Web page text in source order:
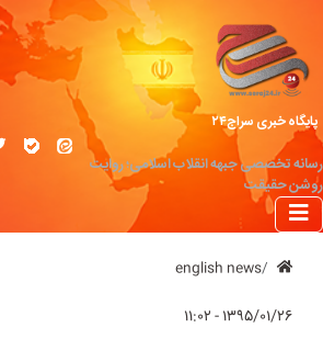
پایگاه خبری سراج۲۴
رسانه تخصصی جبهه انقلاب اسلامی؛ روایت
روشن حقیقت
english news
۱۳۹۵/۰۱/۲۶ - ۱۱:۰۲